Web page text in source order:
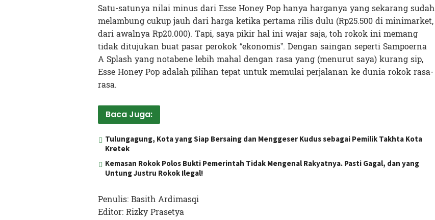
Satu-satunya nilai minus dari Esse Honey Pop hanya harganya yang sekarang sudah
melambung cukup jauh dari harga ketika pertama rilis dulu (Rp25.500 di minimarket,
dari awalnya Rp20.000). Tapi, saya pikir hal ini wajar saja, toh rokok ini memang
tidak ditujukan buat pasar perokok “ekonomis”. Dengan saingan seperti Sampoerna
A Splash yang notabene lebih mahal dengan rasa yang (menurut saya) kurang sip,
Esse Honey Pop adalah pilihan tepat untuk memulai perjalanan ke dunia rokok rasa-
rasa.
Baca Juga:
Tulungagung, Kota yang Siap Bersaing dan Menggeser Kudus sebagai Pemilik Takhta Kota
Kretek
Kemasan Rokok Polos Bukti Pemerintah Tidak Mengenal Rakyatnya. Pasti Gagal, dan yang
Untung Justru Rokok Ilegal!
Penulis: Basith Ardimasqi
Editor: Rizky Prasetya